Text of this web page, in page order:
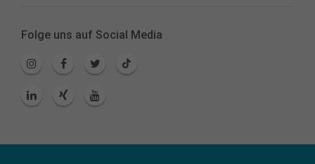
Folge uns auf Social Media